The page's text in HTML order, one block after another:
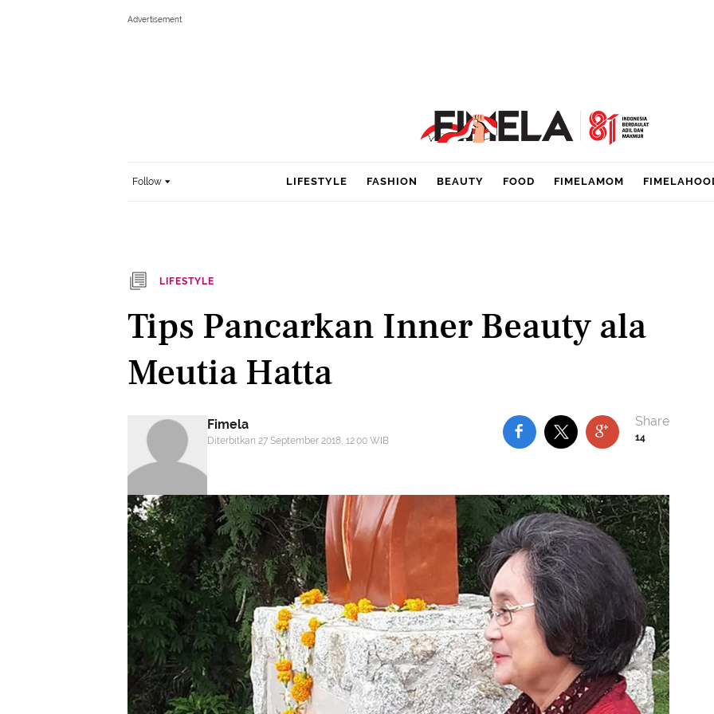
Follow LIFESTYLE FASHION BEAUTY FOOD FIMELAMOM
LIFESTYLE
Tips Pancarkan Inner Beauty ala
Meutia Hatta
Fimela
Diterbitkan 27 September 2018, 12:00 WIB 14